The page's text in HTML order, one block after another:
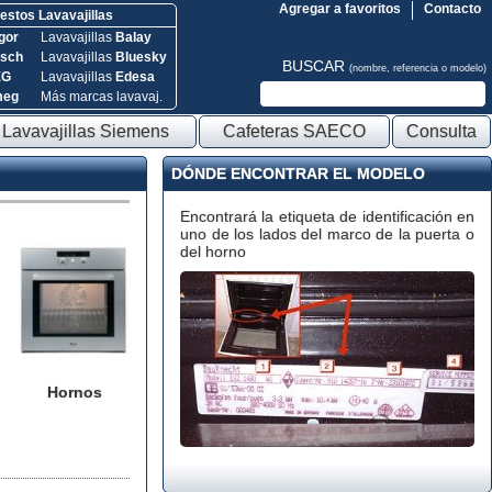
Lavavajillas
Lavavajillas Balay
Lavavajillas Bluesky
Lavavajillas Edesa
Más marcas lavavaj.
Contacto
Agregar a favoritos
BUSCAR (nombre, referencia o modelo)
Lavavajillas Siemens Cafeteras SAECO Consulta
Hornos
DÓNDE ENCONTRAR EL MODELO
Encontrará la etiqueta de identificación en
uno de los lados del marco de la puerta o
del horno